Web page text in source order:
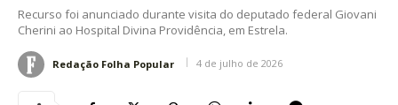
Recurso foi anunciado durante visita do deputado federal Giovani
Cherini ao Hospital Divina Providência, em Estrela.
Redação Folha Popular 4 de julho de 2026